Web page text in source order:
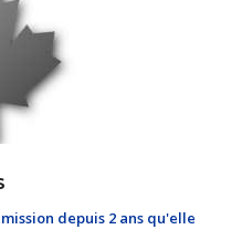
depuis 2 ans qu'elle